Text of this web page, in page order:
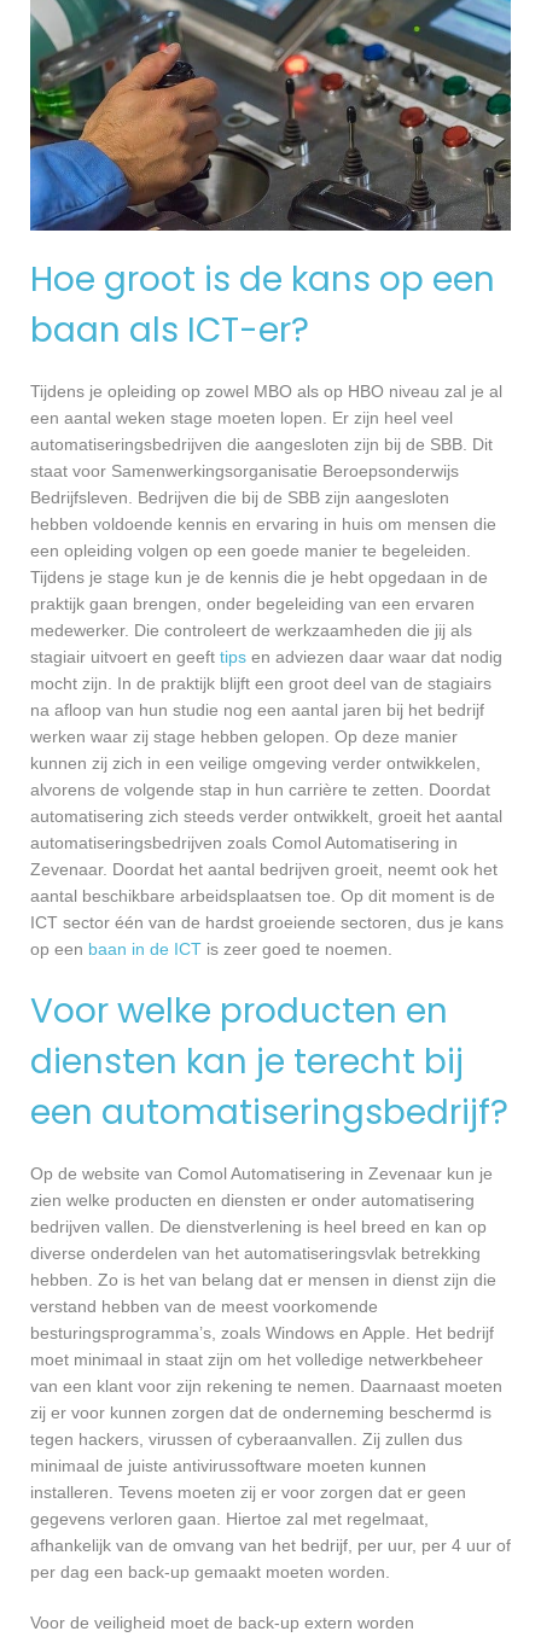
Hoe groot is de kans op een
baan als ICT-er?
Tijdens je opleiding op zowel MBO als op HBO niveau zal je al
een aantal weken stage moeten lopen. Er zijn heel veel
automatiseringsbedrijven die aangesloten zijn bij de SBB. Dit
staat voor Samenwerkingsorganisatie Beroepsonderwijs
Bedrijfsleven. Bedrijven die bij de SBB zijn aangesloten
hebben voldoende kennis en ervaring in huis om mensen die
een opleiding volgen op een goede manier te begeleiden.
Tijdens je stage kun je de kennis die je hebt opgedaan in de
praktijk gaan brengen, onder begeleiding van een ervaren
medewerker. Die controleert de werkzaamheden die jij als
stagiair uitvoert en geeft tips en adviezen daar waar dat nodig
mocht zijn. In de praktijk blijft een groot deel van de stagiairs
na afloop van hun studie nog een aantal jaren bij het bedrijf
werken waar zij stage hebben gelopen. Op deze manier
kunnen zij zich in een veilige omgeving verder ontwikkelen,
alvorens de volgende stap in hun carrière te zetten. Doordat
automatisering zich steeds verder ontwikkelt, groeit het aantal
automatiseringsbedrijven zoals Comol Automatisering in
Zevenaar. Doordat het aantal bedrijven groeit, neemt ook het
aantal beschikbare arbeidsplaatsen toe. Op dit moment is de
ICT sector één van de hardst groeiende sectoren, dus je kans
op een baan in de ICT is zeer goed te noemen.
Voor welke producten en
diensten kan je terecht bij
een automatiseringsbedrijf?
Op de website van Comol Automatisering in Zevenaar kun je
zien welke producten en diensten er onder automatisering
bedrijven vallen. De dienstverlening is heel breed en kan op
diverse onderdelen van het automatiseringsvlak betrekking
hebben. Zo is het van belang dat er mensen in dienst zijn die
verstand hebben van de meest voorkomende
besturingsprogramma’s, zoals Windows en Apple. Het bedrijf
moet minimaal in staat zijn om het volledige netwerkbeheer
van een klant voor zijn rekening te nemen. Daarnaast moeten
zij er voor kunnen zorgen dat de onderneming beschermd is
tegen hackers, virussen of cyberaanvallen. Zij zullen dus
minimaal de juiste antivirussoftware moeten kunnen
installeren. Tevens moeten zij er voor zorgen dat er geen
gegevens verloren gaan. Hiertoe zal met regelmaat,
afhankelijk van de omvang van het bedrijf, per uur, per 4 uur of
per dag een back-up gemaakt moeten worden.
Voor de veiligheid moet de back-up extern worden